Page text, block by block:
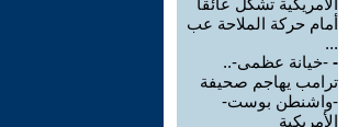
الأمريكية تشكل عائقا
أمام حركة الملاحة عب
...
- -خيانة عظمى-..
ترامب يهاجم صحيفة
-واشنطن بوست-
الأمريكية